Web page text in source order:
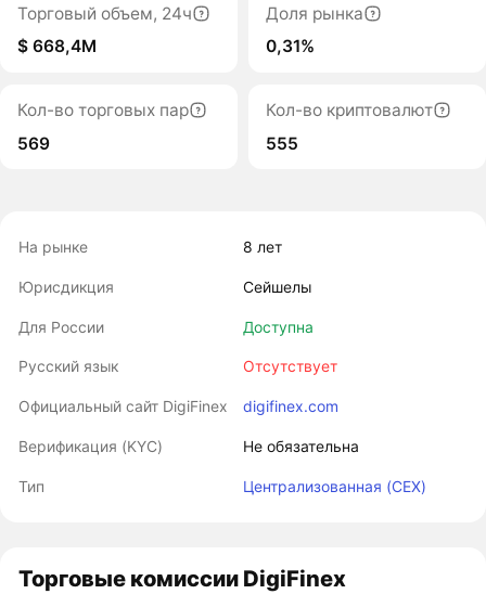
Торговый объем, 24ч
$ 668,4M
Доля рынка
0,31%
Кол-во торговых пар
569
Кол-во криптовалют
555
На рынке 8 лет
Юрисдикция Сейшелы
Для России Доступна
Русский язык Отсутствует
Официальный сайт DigiFinex digifinex.com
Верификация (KYC) Не обязательна
Тип Централизованная (CEX)
Торговые комиссии DigiFinex